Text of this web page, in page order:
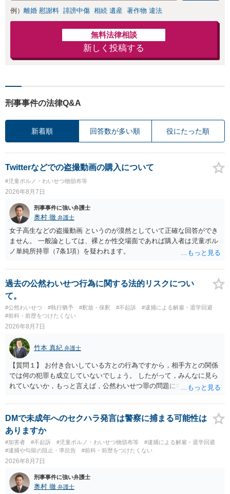
例） 離婚 慰謝料 誹謗中傷 相続 遺産 著作物 違法
無料法律相談
新しく投稿する
刑事事件の法律Q&A
新着順 回答数が多い順 役にたった順
Twitterなどでの盗撮動画の購入について
#児童ポルノ・わいせつ物頒布等
2026年8月7日
刑事事件に強い弁護士
奥村 徹 弁護士
女子高生などの盗撮動画 というのが漠然としていて正確な回答ができ
ません。 一般論としては、裸とか性交場面であれば購入者は児童ポル
ノ単純所持罪（7条1項）を疑われます。
過去の公然わいせつ行為に関する法的リスクについ
て。
#公然わいせつ #執行猶予 #釈放・保釈 #不起訴
#逮捕による解雇・退学回避
#前科・前歴をつけたくない
2026年8月7日
竹本 真紀 弁護士
【質問１】 お付き合いしている方との行為ですから，相手方との関係
では何の犯罪も成立していないでしょう。 したがって，みんなに見ら
れていないか，もっと言えば，公然わいせつ罪の問題にならないかの
然性は，不特定又は多数の方が認識できる状態か否かで判断されま
す。 本件は，車の中という閉鎖された空間で行っており，不特定又は
多数の方が認識するのは困難な状態ですから，公然性はないと思いま
す。 また，意図的に示そうとする故意が必要ですが，本件では，通過
する車両があると服を着ている（わいせつな状態をなくしている）の
ですから，むしろ見られないようにしており，故意が認められること
査の対象になることはありません。 警察から連絡がくることもないで
しょう。 【質問２】 見せようと思っていないことは，服を着たりする
DMで未成年へのセクハラ発言は警察に捕まる可能性は
ありますか
#加害者 #不起訴 #児童ポルノ・わいせつ物頒布等
#逮捕による解雇・退学回避
#逮捕や勾留の阻止・準抗告
#前科・前歴をつけたくない
2026年8月7日
刑事事件に強い弁護士
奥村 徹 弁護士